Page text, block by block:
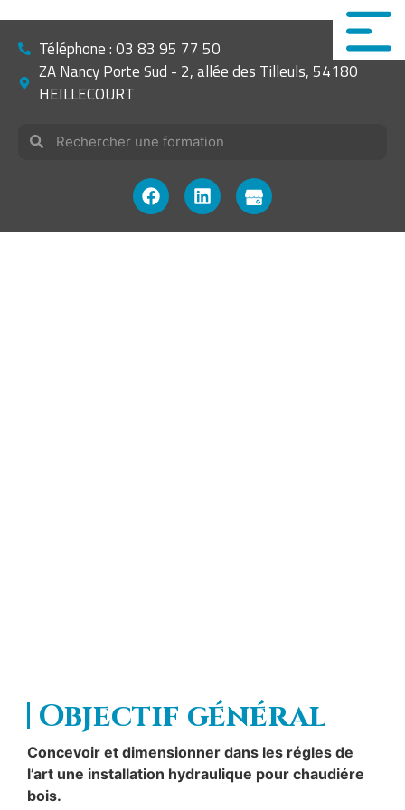
Téléphone : 03 83 95 77 50
ZA Nancy Porte Sud - 2, allée des Tilleuls, 54180
HEILLECOURT
Objectif général
Concevoir et dimensionner dans les régles de
l’art une installation hydraulique pour chaudiére
bois.